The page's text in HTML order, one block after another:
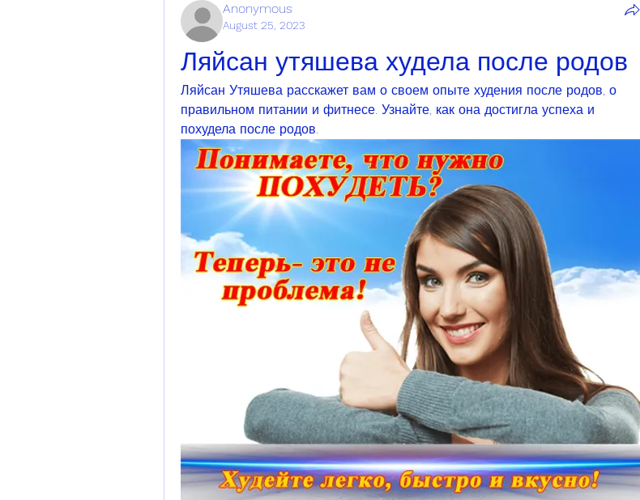
Anonymous
August 25, 2023
Ляйсан утяшева худела после родов
Ляйсан Утяшева расскажет вам о своем опыте худения после родов, о
правильном питании и фитнесе. Узнайте, как она достигла успеха и
похудела после родов.